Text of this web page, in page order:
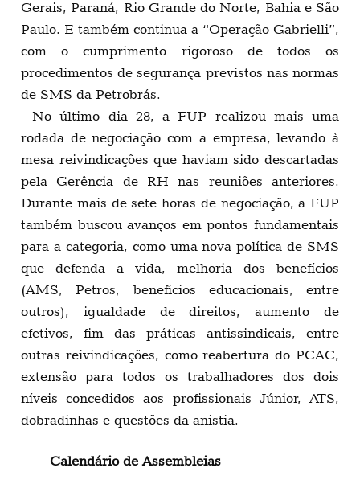
Gerais, Paraná, Rio Grande do Norte, Bahia e São
Paulo. E também continua a “Operação Gabrielli”,
com o cumprimento rigoroso de todos os
procedimentos de segurança previstos nas normas
de SMS da Petrobrás.
No último dia 28, a FUP realizou mais uma
rodada de negociação com a empresa, levando à
mesa reivindicações que haviam sido descartadas
pela Gerência de RH nas reuniões anteriores.
Durante mais de sete horas de negociação, a FUP
também buscou avanços em pontos fundamentais
para a categoria, como uma nova política de SMS
que defenda a vida, melhoria dos benefícios
(AMS, Petros, benefícios educacionais, entre
outros), igualdade de direitos, aumento de
efetivos, fim das práticas antissindicais, entre
outras reivindicações, como reabertura do PCAC,
extensão para todos os trabalhadores dos dois
níveis concedidos aos profissionais Júnior, ATS,
dobradinhas e questões da anistia.
Calendário de Assembleias